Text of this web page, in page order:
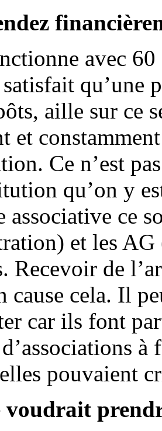
avec
satisfait
aille sur ce
et
Ce n’est
qu’on y
associative ce
et les
Recevoir de
cause cela. Il
car ils font
à
pouvaient